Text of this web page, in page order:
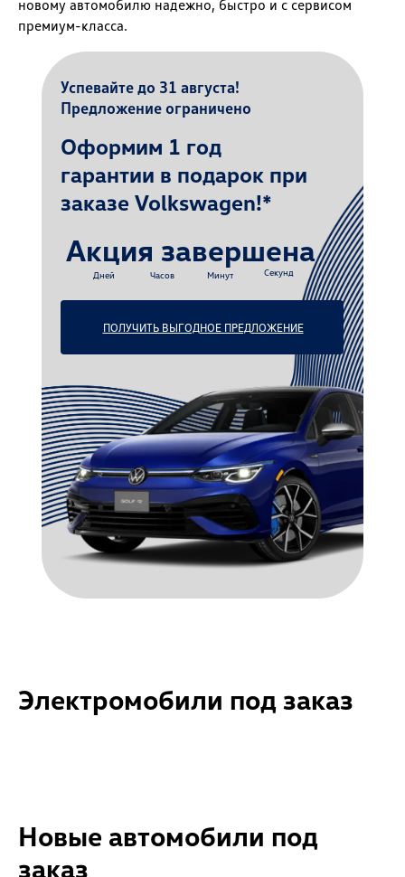
новому автомобилю надежно, быстро и с сервисом
премиум-класса.
Акция завершена
Секунд
Минут
Часов
Дней
Успевайте до 31 августа!
Предложение ограничено
Оформим 1 год
гарантии в подарок при
заказе Volkswagen!*
ПОЛУЧИТЬ ВЫГОДНОЕ ПРЕДЛОЖЕНИЕ
Электромобили под заказ
Новые автомобили под
заказ